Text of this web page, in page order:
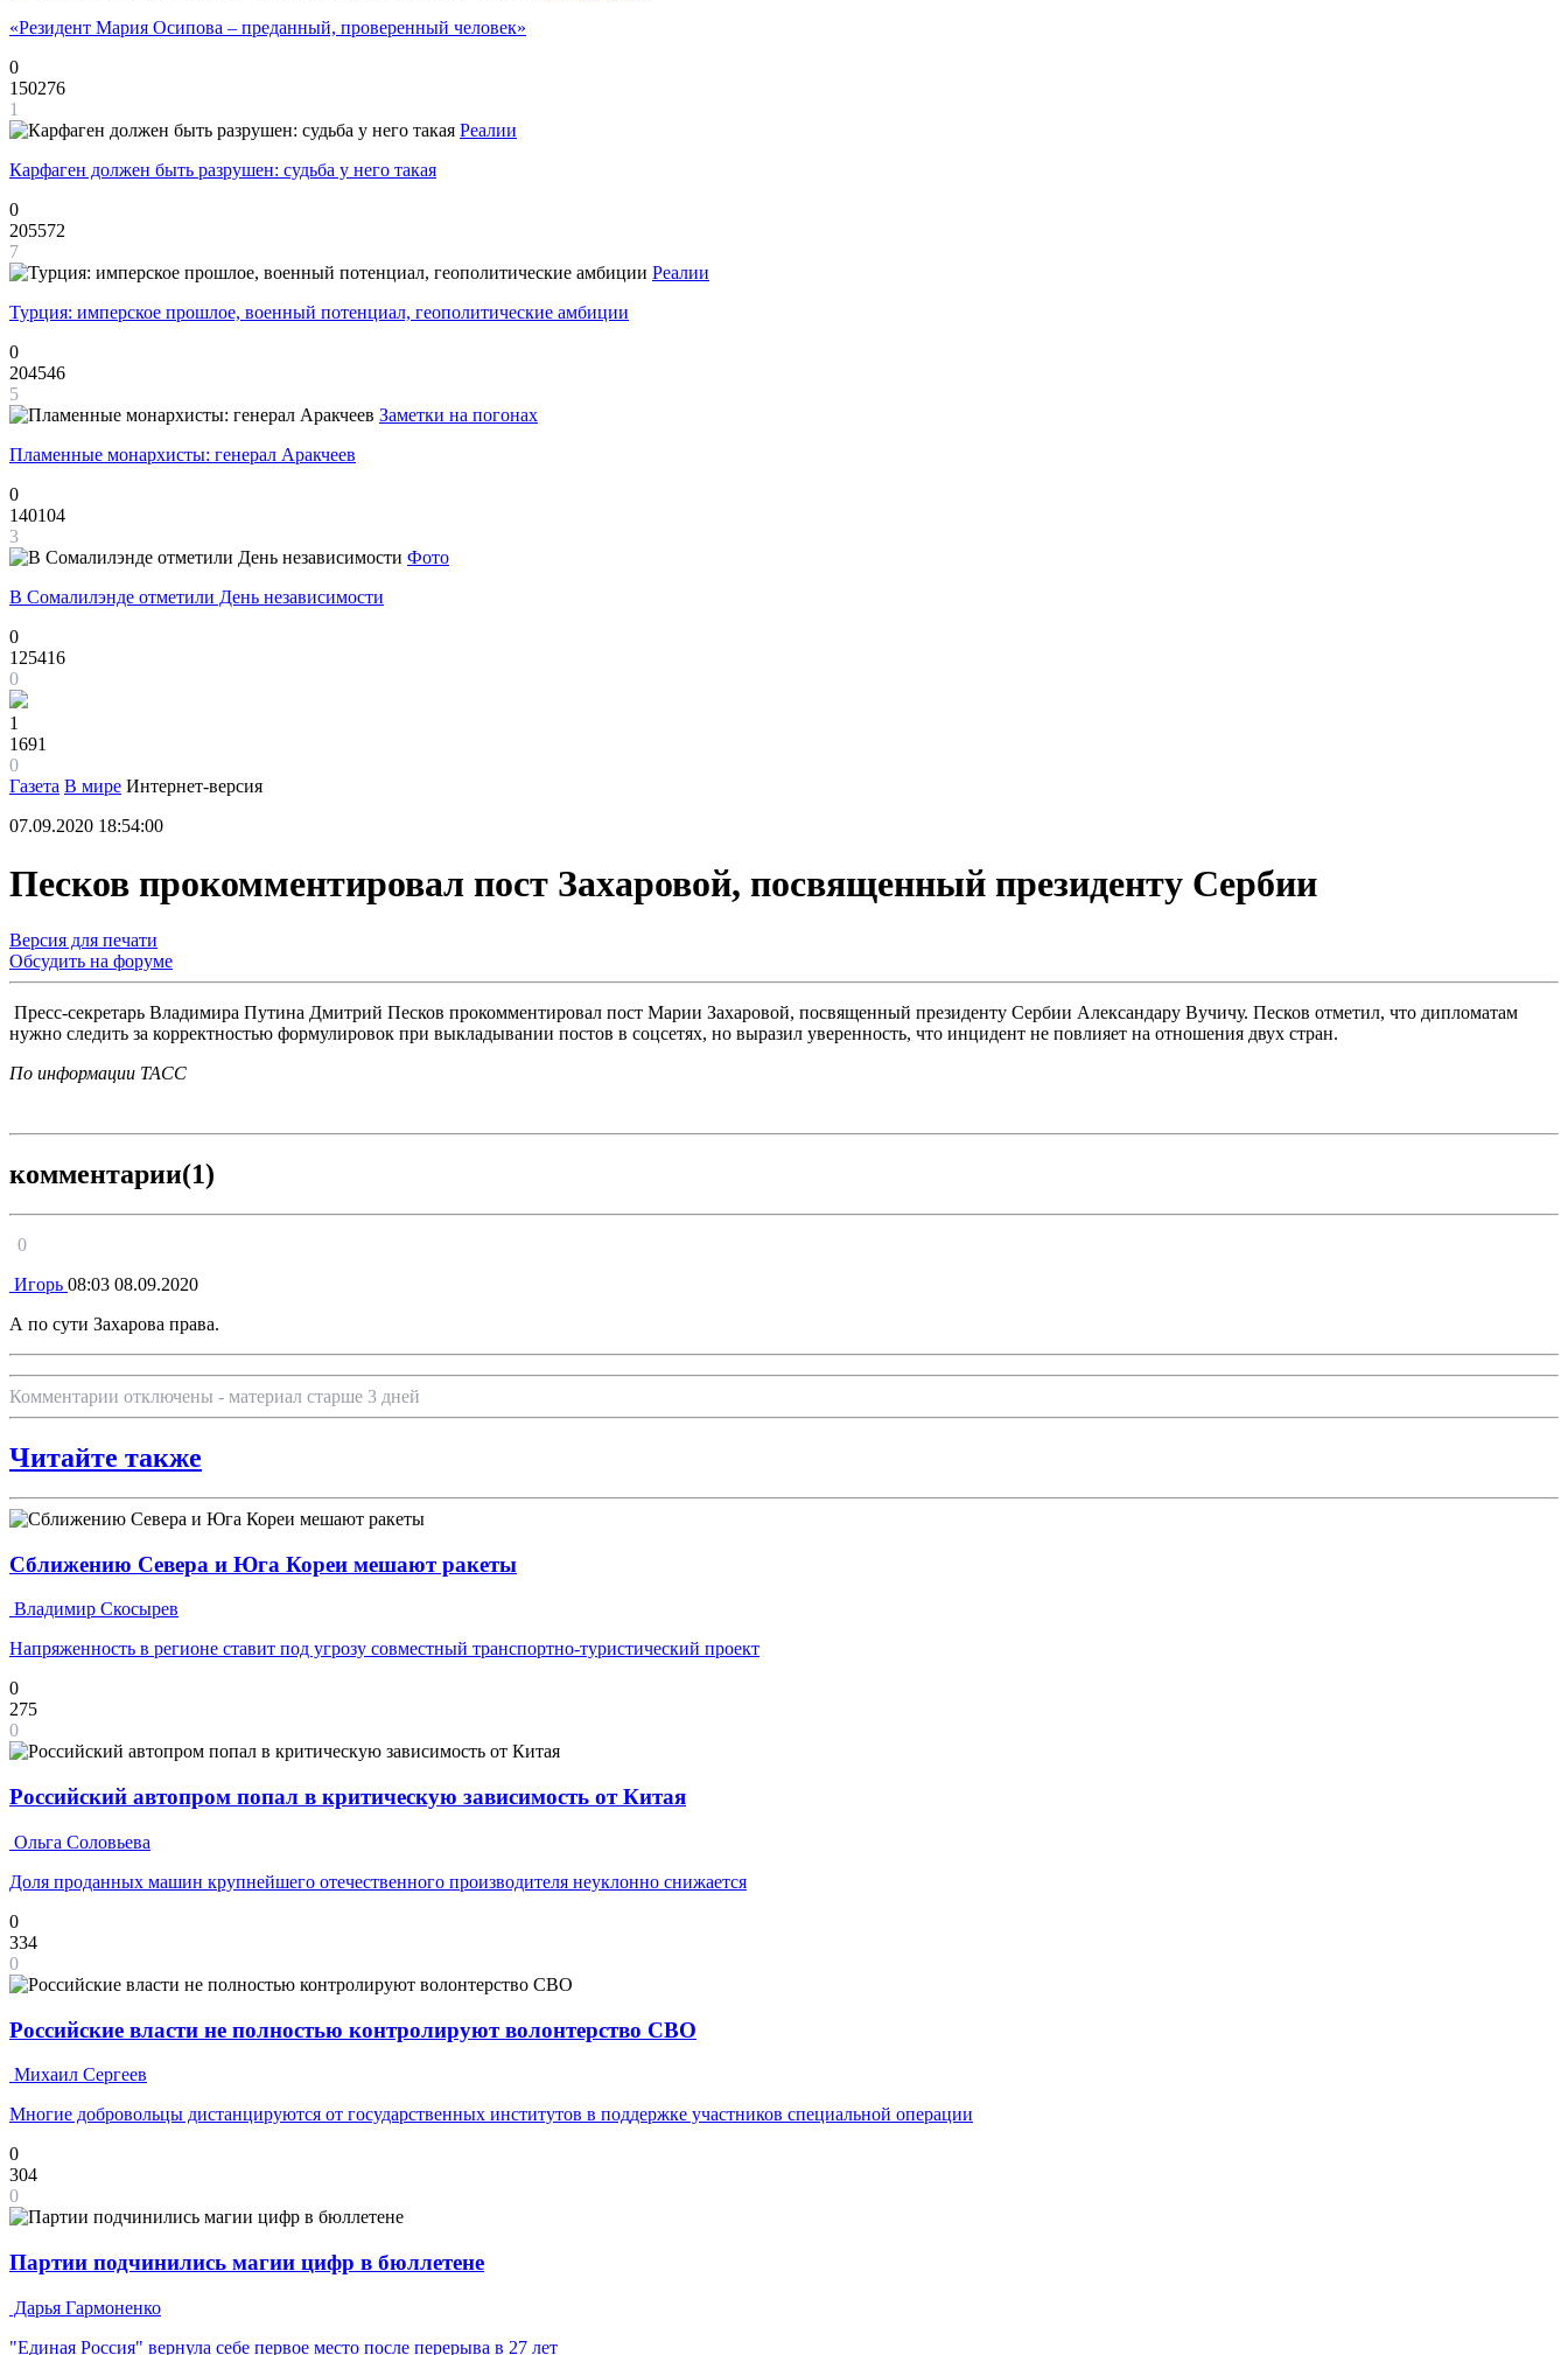
«Резидент Мария Осипова – преданный, проверенный человек»
0
150276
1
Реалии
Карфаген должен быть разрушен: судьба у него такая
0
205572
7
Реалии
Турция: имперское прошлое, военный потенциал, геополитические амбиции
0
204546
5
Заметки на погонах
Пламенные монархисты: генерал Аракчеев
0
140104
3
Фото
В Сомалилэнде отметили День независимости
0
125416
0
1
1691
0
Газета В мире Интернет-версия
07.09.2020 18:54:00
Песков прокомментировал пост Захаровой, посвященный президенту Сербии
Версия для печати
Обсудить на форуме
Пресс-секретарь Владимира Путина Дмитрий Песков прокомментировал пост Марии Захаровой, посвященный президенту Сербии Александару Вучичу. Песков отметил, что дипломатам
нужно следить за корректностью формулировок при выкладывании постов в соцсетях, но выразил уверенность, что инцидент не повлияет на отношения двух стран.
По информации ТАСС
комментарии(1)
0
Игорь 08:03 08.09.2020
А по сути Захарова права.
Комментарии отключены - материал старше 3 дней
Читайте также
Сближению Севера и Юга Кореи мешают ракеты
Владимир Скосырев
Напряженность в регионе ставит под угрозу совместный транспортно-туристический проект
0
275
0
Российский автопром попал в критическую зависимость от Китая
Ольга Соловьева
Доля проданных машин крупнейшего отечественного производителя неуклонно снижается
0
334
0
Российские власти не полностью контролируют волонтерство СВО
Михаил Сергеев
Многие добровольцы дистанцируются от государственных институтов в поддержке участников специальной операции
0
304
0
Партии подчинились магии цифр в бюллетене
Дарья Гармоненко
"Единая Россия" вернула себе первое место после перерыва в 27 лет